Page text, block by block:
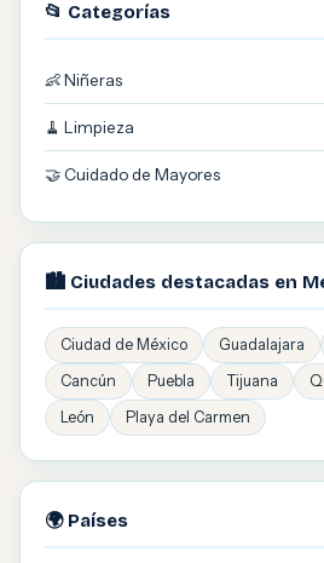
📂 Categorías
👶 Niñeras
🧹 Limpieza
🤝 Cuidado de Mayores
🏙️ Ciudades destacadas en
Ciudad de México Guadalajara
Cancún
Puebla Tijuana
León
Playa del Carmen
🌍 Países